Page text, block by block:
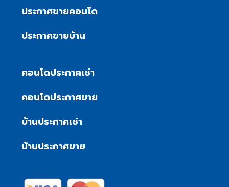
ประกาศขายคอนโด
ประกาศขายบ้าน
คอนโดประกาศเช่า
คอนโดประกาศขาย
บ้านประกาศเช่า
บ้านประกาศขาย